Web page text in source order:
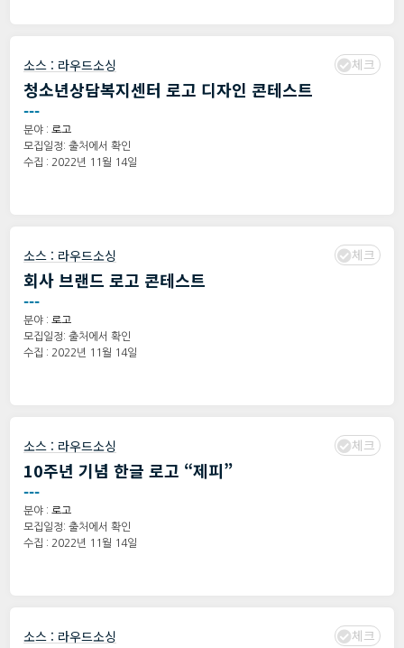
소스 : 라우드소싱 체크
청소년상담복지센터 로고 디자인 콘테스트
---
분야 : 로고
모집일정: 출처에서 확인
수집 : 2022년 11월 14일
소스 : 라우드소싱 체크
회사 브랜드 로고 콘테스트
---
분야 : 로고
모집일정: 출처에서 확인
수집 : 2022년 11월 14일
소스 : 라우드소싱 체크
10주년 기념 한글 로고 “제피”
---
분야 : 로고
모집일정: 출처에서 확인
수집 : 2022년 11월 14일
소스 : 라우드소싱 체크